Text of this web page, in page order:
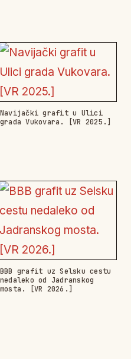
Navijački grafit u Ulici
grada Vukovara. [VR 2025.]
BBB grafit uz Selsku cestu
nedaleko od Jadranskog
mosta. [VR 2026.]